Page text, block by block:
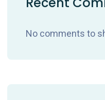
No comments to